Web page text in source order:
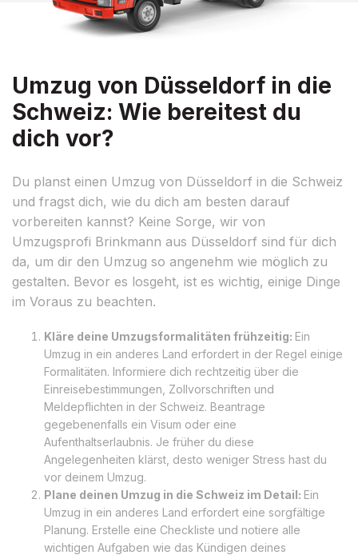
Umzug von Düsseldorf in die
Schweiz: Wie bereitest du
dich vor?
Du planst einen Umzug von Düsseldorf in die Schweiz
und fragst dich, wie du dich am besten darauf
vorbereiten kannst? Keine Sorge, wir von
Umzugsprofi Brinkmann aus Düsseldorf sind für dich
da, um dir den Umzug so angenehm wie möglich zu
gestalten. Bevor es losgeht, ist es wichtig, einige Dinge
im Voraus zu beachten.
Kläre deine Umzugsformalitäten frühzeitig: Ein
Umzug in ein anderes Land erfordert in der Regel einige
Formalitäten. Informiere dich rechtzeitig über die
Einreisebestimmungen, Zollvorschriften und
Meldepflichten in der Schweiz. Beantrage
gegebenenfalls ein Visum oder eine
Aufenthaltserlaubnis. Je früher du diese
Angelegenheiten klärst, desto weniger Stress hast du
vor deinem Umzug.
Plane deinen Umzug in die Schweiz im Detail: Ein
Umzug in ein anderes Land erfordert eine sorgfältige
Planung. Erstelle eine Checkliste und notiere alle
wichtigen Aufgaben wie das Kündigen deines